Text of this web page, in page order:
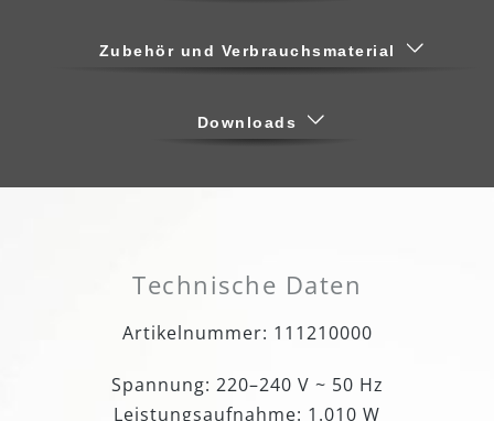
Zubehör und Verbrauchsmaterial
Downloads
Technische Daten
Artikelnummer: 111210000
Spannung: 220–240 V ~ 50 Hz
Leistungsaufnahme: 1.010 W